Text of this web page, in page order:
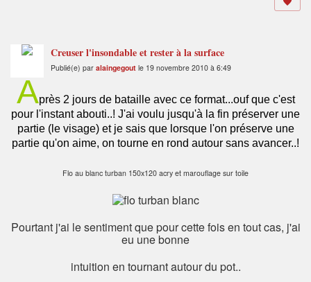
Creuser l'insondable et rester à la surface
Publié(e) par alaingegout le 19 novembre 2010 à 6:49
Après 2 jours de bataille avec ce format...ouf que c'est
pour l'instant abouti..! J'ai voulu jusqu'à la fin préserver une
partie (le visage) et je sais que lorsque l'on préserve une
partie qu'on aime, on tourne en rond autour sans avancer..!
Flo au blanc turban 150x120 acry et marouflage sur toile
Pourtant j'ai le sentiment que pour cette fois en tout cas, j'ai
eu une bonne
intuition en tournant autour du pot..